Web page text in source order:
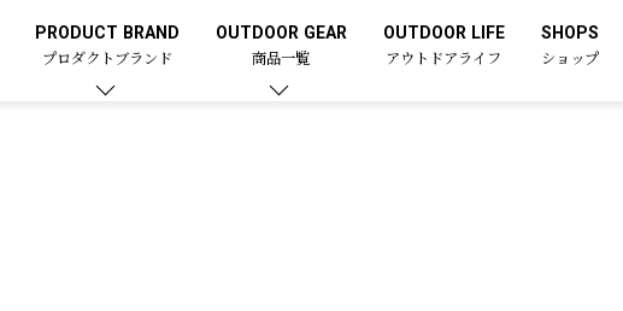
PRODUCT BRAND
プロダクトブランド
OUTDOOR GEAR
商品一覧
OUTDOOR LIFE
アウトドアライフ
SHOPS
ショップ